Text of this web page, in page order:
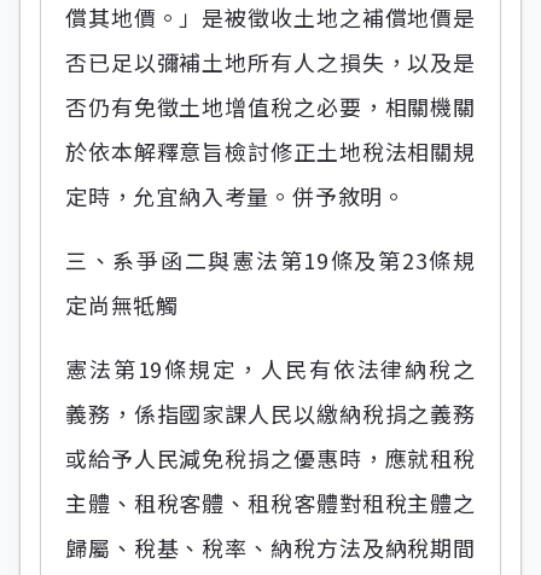
償其地價。」是被徵收土地之補償地價是
否已足以彌補土地所有人之損失，以及是
否仍有免徵土地增值稅之必要，相關機關
於依本解釋意旨檢討修正土地稅法相關規
定時，允宜納入考量。併予敘明。
三、系爭函二與憲法第19條及第23條規
定尚無牴觸
憲法第19條規定，人民有依法律納稅之
義務，係指國家課人民以繳納稅捐之義務
或給予人民減免稅捐之優惠時，應就租稅
主體、租稅客體、租稅客體對租稅主體之
歸屬、稅基、稅率、納稅方法及納稅期間